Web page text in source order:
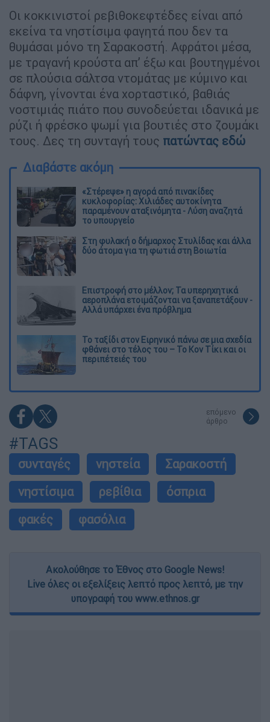
Οι κοκκινιστοί ρεβιθοκεφτέδες είναι από
εκείνα τα νηστίσιμα φαγητά που δεν τα
θυμάσαι μόνο τη Σαρακοστή. Αφράτοι μέσα,
με τραγανή κρούστα απ’ έξω και βουτηγμένοι
σε πλούσια σάλτσα ντομάτας με κύμινο και
δάφνη, γίνονται ένα χορταστικό, βαθιάς
νοστιμιάς πιάτο που συνοδεύεται ιδανικά με
ρύζι ή φρέσκο ψωμί για βουτιές στο ζουμάκι
τους. Δες τη συνταγή τους πατώντας εδώ
Διαβάστε ακόμη
«Στέρεψε» η αγορά από πινακίδες
κυκλοφορίας: Χιλιάδες αυτοκίνητα
παραμένουν αταξινόμητα - Λύση αναζητά
το υπουργείο
Στη φυλακή ο δήμαρχος Στυλίδας και άλλα
δύο άτομα για τη φωτιά στη Βοιωτία
Επιστροφή στο μέλλον; Τα υπερηχητικά
αεροπλάνα ετοιμάζονται να ξαναπετάξουν -
Αλλά υπάρχει ένα πρόβλημα
Το ταξίδι στον Ειρηνικό πάνω σε μια σχεδία
φθάνει στο τέλος του – Το Κον Τίκι και οι
περιπέτειές του
επόμενο
άρθρο
#TAGS
συνταγές νηστεία
Σαρακοστή
νηστίσιμα
ρεβίθια
όσπρια
φακές
φασόλια
Ακολούθησε το Έθνος στο Google News!
Live όλες οι εξελίξεις λεπτό προς λεπτό, με την
υπογραφή του www.ethnos.gr